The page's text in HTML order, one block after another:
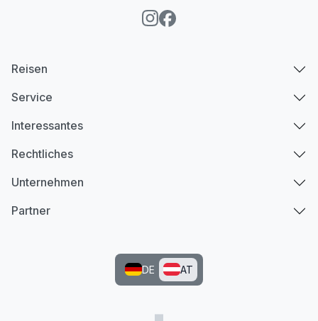
Reisen
Service
Interessantes
Rechtliches
Unternehmen
Partner
DE AT